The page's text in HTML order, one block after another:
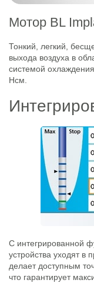
Мотор BL
Тонкий, легкий,
выхода воздуха в
системой
Нсм.
С интегрированной
устройства уходят в
делает доступным
что гарантирует